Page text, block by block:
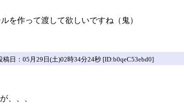
を作って渡して欲しいですね（鬼）
日：05月29日(土)02時34分24秒 [ID:b0qeC53ebd0]
、、、